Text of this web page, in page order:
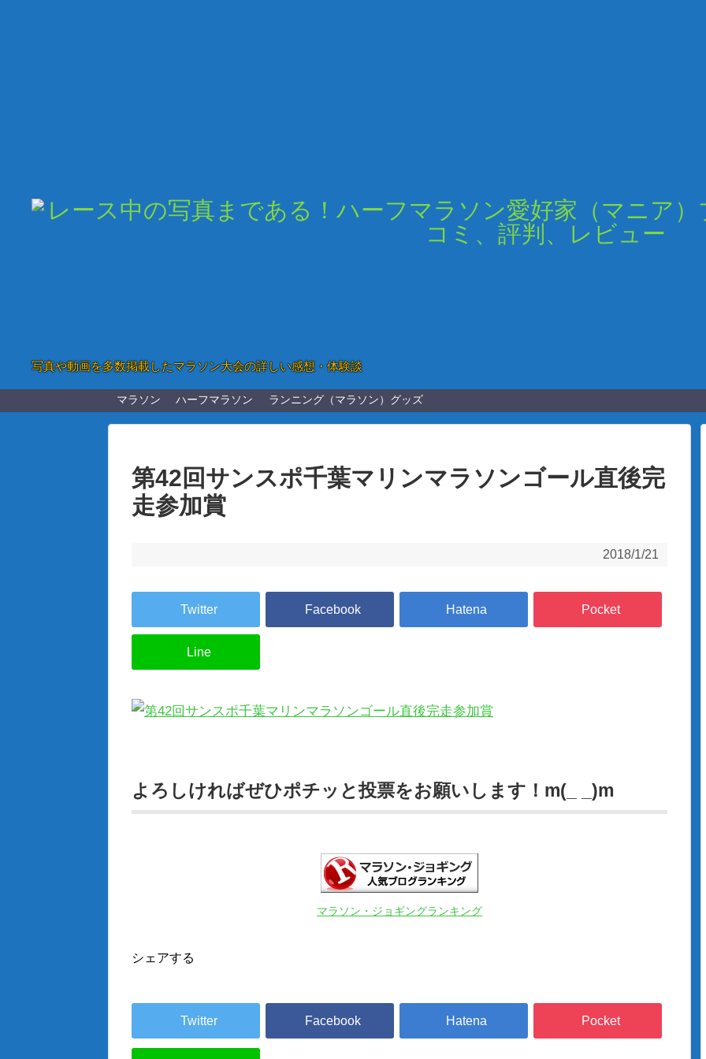
写真や動画を多数掲載したマラソン大会の詳しい感想・体験談
マラソン ハーフマラソン ランニング（マラソン）グッズ
第42回サンスポ千葉マリンマラソンゴール直後完
走参加賞
2018/1/21
よろしければぜひポチッと投票をお願いします！m(_ _)m
マラソン・ジョギングランキング
シェアする